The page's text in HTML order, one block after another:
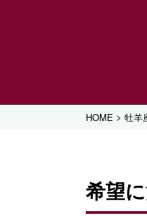
HOME > 牡羊
希望